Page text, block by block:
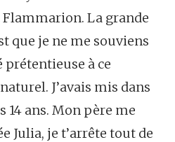
La grande
que je ne me souviens
prétentieuse à ce
J’avais mis dans
14 ans. Mon père me
Julia, je t’arrête tout de